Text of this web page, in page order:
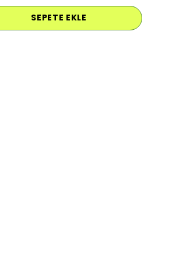
SEPETE EKLE